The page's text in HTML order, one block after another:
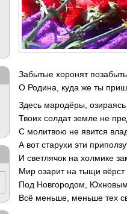
Забытые хоронят
О Родина, куда же ты
Здесь мародёры, озираясь
Твоих солдат земле не
С молитвою не явится
А вот старухи эти
И светлячок на холмике
Мир озарит на тыщи вёрст
Под Новгородом,
Всё меньше, меньше тех